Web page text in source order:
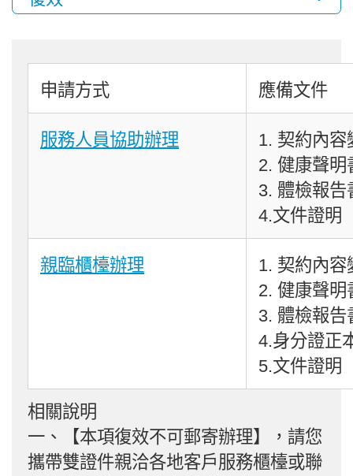
申請方式 應備文件
服務人員協助辦理
1. 契約內容
2. 健康聲明
3. 體檢報告
4.文件證明
親臨櫃檯辦理
1. 契約內容
2. 健康聲明
3. 體檢報告
4.身分證正
5.文件證明
相關說明
一、【本項復效不可郵寄辦理】，請您
攜帶雙證件親洽各地客戶服務櫃檯或聯